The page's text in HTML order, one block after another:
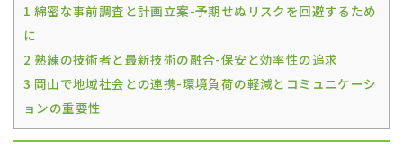
1 綿密な事前調査と計画立案-予期せぬリスクを回避するため
に
2 熟練の技術者と最新技術の融合-保安と効率性の追求
3 岡山で地域社会との連携-環境負荷の軽減とコミュニケーシ
ョンの重要性